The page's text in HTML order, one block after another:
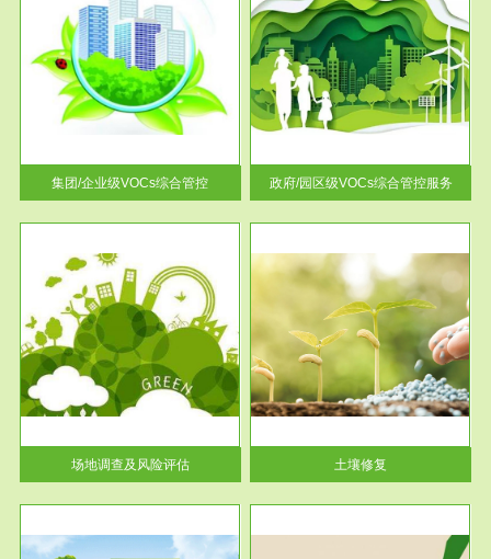
集团/企业级VOCs综合管控
服务范围
政府/园区级VOCs综合管控服务
根据《石化行业挥发性有机物综
合整治方案》文件要求，到2017
年，全...
政府/园区级VOCs综合管控服务
场地调查及风险评估
服务范围
土壤修复
土壤修复